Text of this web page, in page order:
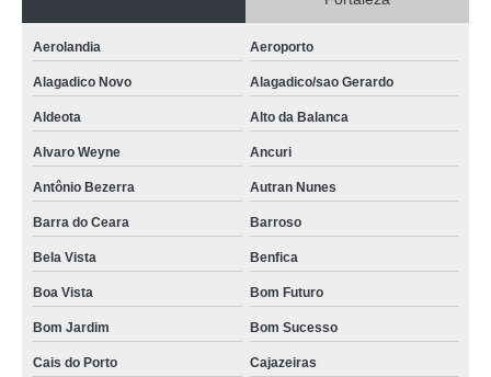
velórios perto de mim Sapiranga
velório fechado contratar Parque Presidente Vargas
empresa que faz velório funeral Aeroporto
empresa que faz velório de recèm nascido Fortaleza
empresa de velório funeral Alagadico/sao Gerardo
velório em funeral contratar Meireles
velório de recèm nascido contratar Canindezinho
velório em funeral encontrar Pacatuba
empresa de velório particular Varjota
Aerolandia Aeroporto
Alagadico Novo Alagadico/sao Gerardo
Aldeota Alto da Balanca
Alvaro Weyne Ancuri
Antônio Bezerra Autran Nunes
Barra do Ceara Barroso
Bela Vista Benfica
Boa Vista Bom Futuro
Bom Jardim Bom Sucesso
Cais do Porto Cajazeiras